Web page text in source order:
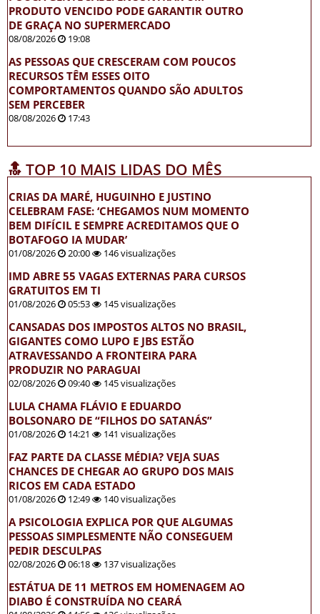
PRODUTO VENCIDO PODE GARANTIR OUTRO
DE GRAÇA NO SUPERMERCADO
08/08/2026 19:08
AS PESSOAS QUE CRESCERAM COM POUCOS
RECURSOS TÊM ESSES OITO
COMPORTAMENTOS QUANDO SÃO ADULTOS
SEM PERCEBER
08/08/2026 17:43
🔝 TOP 10 MAIS LIDAS DO MÊS
CRIAS DA MARÉ, HUGUINHO E JUSTINO
CELEBRAM FASE: ‘CHEGAMOS NUM MOMENTO
BEM DIFÍCIL E SEMPRE ACREDITAMOS QUE O
BOTAFOGO IA MUDAR’
01/08/2026 20:00 146 visualizações
IMD ABRE 55 VAGAS EXTERNAS PARA CURSOS
GRATUITOS EM TI
01/08/2026 05:53 145 visualizações
CANSADAS DOS IMPOSTOS ALTOS NO BRASIL,
GIGANTES COMO LUPO E JBS ESTÃO
ATRAVESSANDO A FRONTEIRA PARA
PRODUZIR NO PARAGUAI
02/08/2026 09:40 145 visualizações
LULA CHAMA FLÁVIO E EDUARDO
BOLSONARO DE “FILHOS DO SATANÁS”
01/08/2026 14:21 141 visualizações
FAZ PARTE DA CLASSE MÉDIA? VEJA SUAS
CHANCES DE CHEGAR AO GRUPO DOS MAIS
RICOS EM CADA ESTADO
01/08/2026 12:49 140 visualizações
A PSICOLOGIA EXPLICA POR QUE ALGUMAS
PESSOAS SIMPLESMENTE NÃO CONSEGUEM
PEDIR DESCULPAS
02/08/2026 06:18 137 visualizações
ESTÁTUA DE 11 METROS EM HOMENAGEM AO
DIABO É CONSTRUÍDA NO CEARÁ